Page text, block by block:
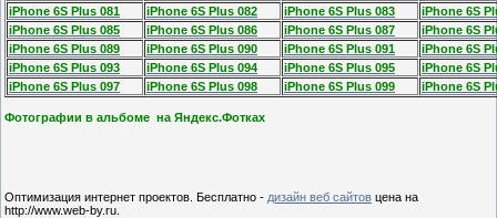
iPhone 6S Plus 081
iPhone 6S Plus 082 iPhone 6S Plus 083
iPhone 6S
iPhone 6S Plus 085
iPhone 6S Plus 086 iPhone 6S Plus 087
iPhone 6S
iPhone 6S Plus 089
iPhone 6S Plus 090 iPhone 6S Plus 091
iPhone 6S
iPhone 6S Plus 093
iPhone 6S Plus 094 iPhone 6S Plus 095
iPhone 6S
iPhone 6S Plus 097
iPhone 6S Plus 098 iPhone 6S Plus 099 iPhone 6S
Фотографии в альбоме на Яндекс.Фотках
Оптимизация интернет проектов. Бесплатно - дизайн веб сайтов цена на
http://www.web-by.ru.